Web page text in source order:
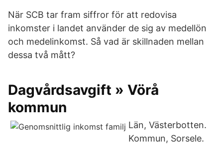
När SCB tar fram siffror för att redovisa
inkomster i landet använder de sig av medellön
och medelinkomst. Så vad är skillnaden mellan
dessa två mått?
Dagvårdsavgift » Vörå
kommun
Län, Västerbotten.
Kommun, Sorsele.